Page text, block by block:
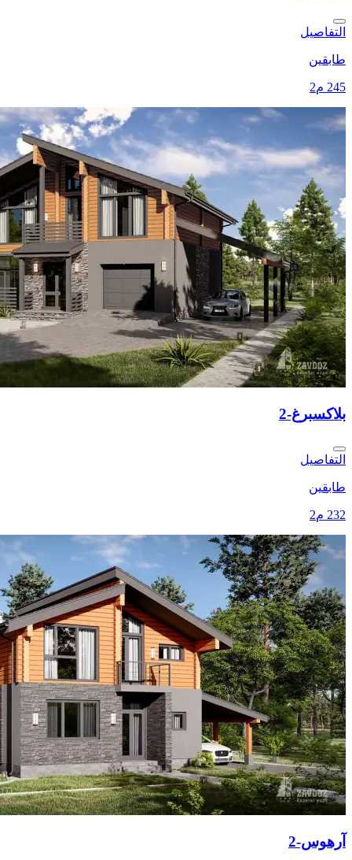
التفاصيل
طابقين
245 م2
بلاكسبرغ-2
التفاصيل
طابقين
232 م2
آرهوس-2